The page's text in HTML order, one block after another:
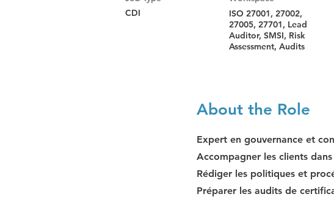
CDI
ISO 27001, 27002,
27005, 27701, Lead
Auditor, SMSI, Risk
Assessment, Audits
About the Role
Expert en gouvernance et
Accompagner les clients
Rédiger les politiques et
Préparer les audits de